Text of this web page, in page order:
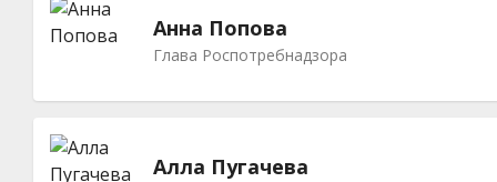
Анна Попова
Глава Роспотребнадзора
Алла Пугачева